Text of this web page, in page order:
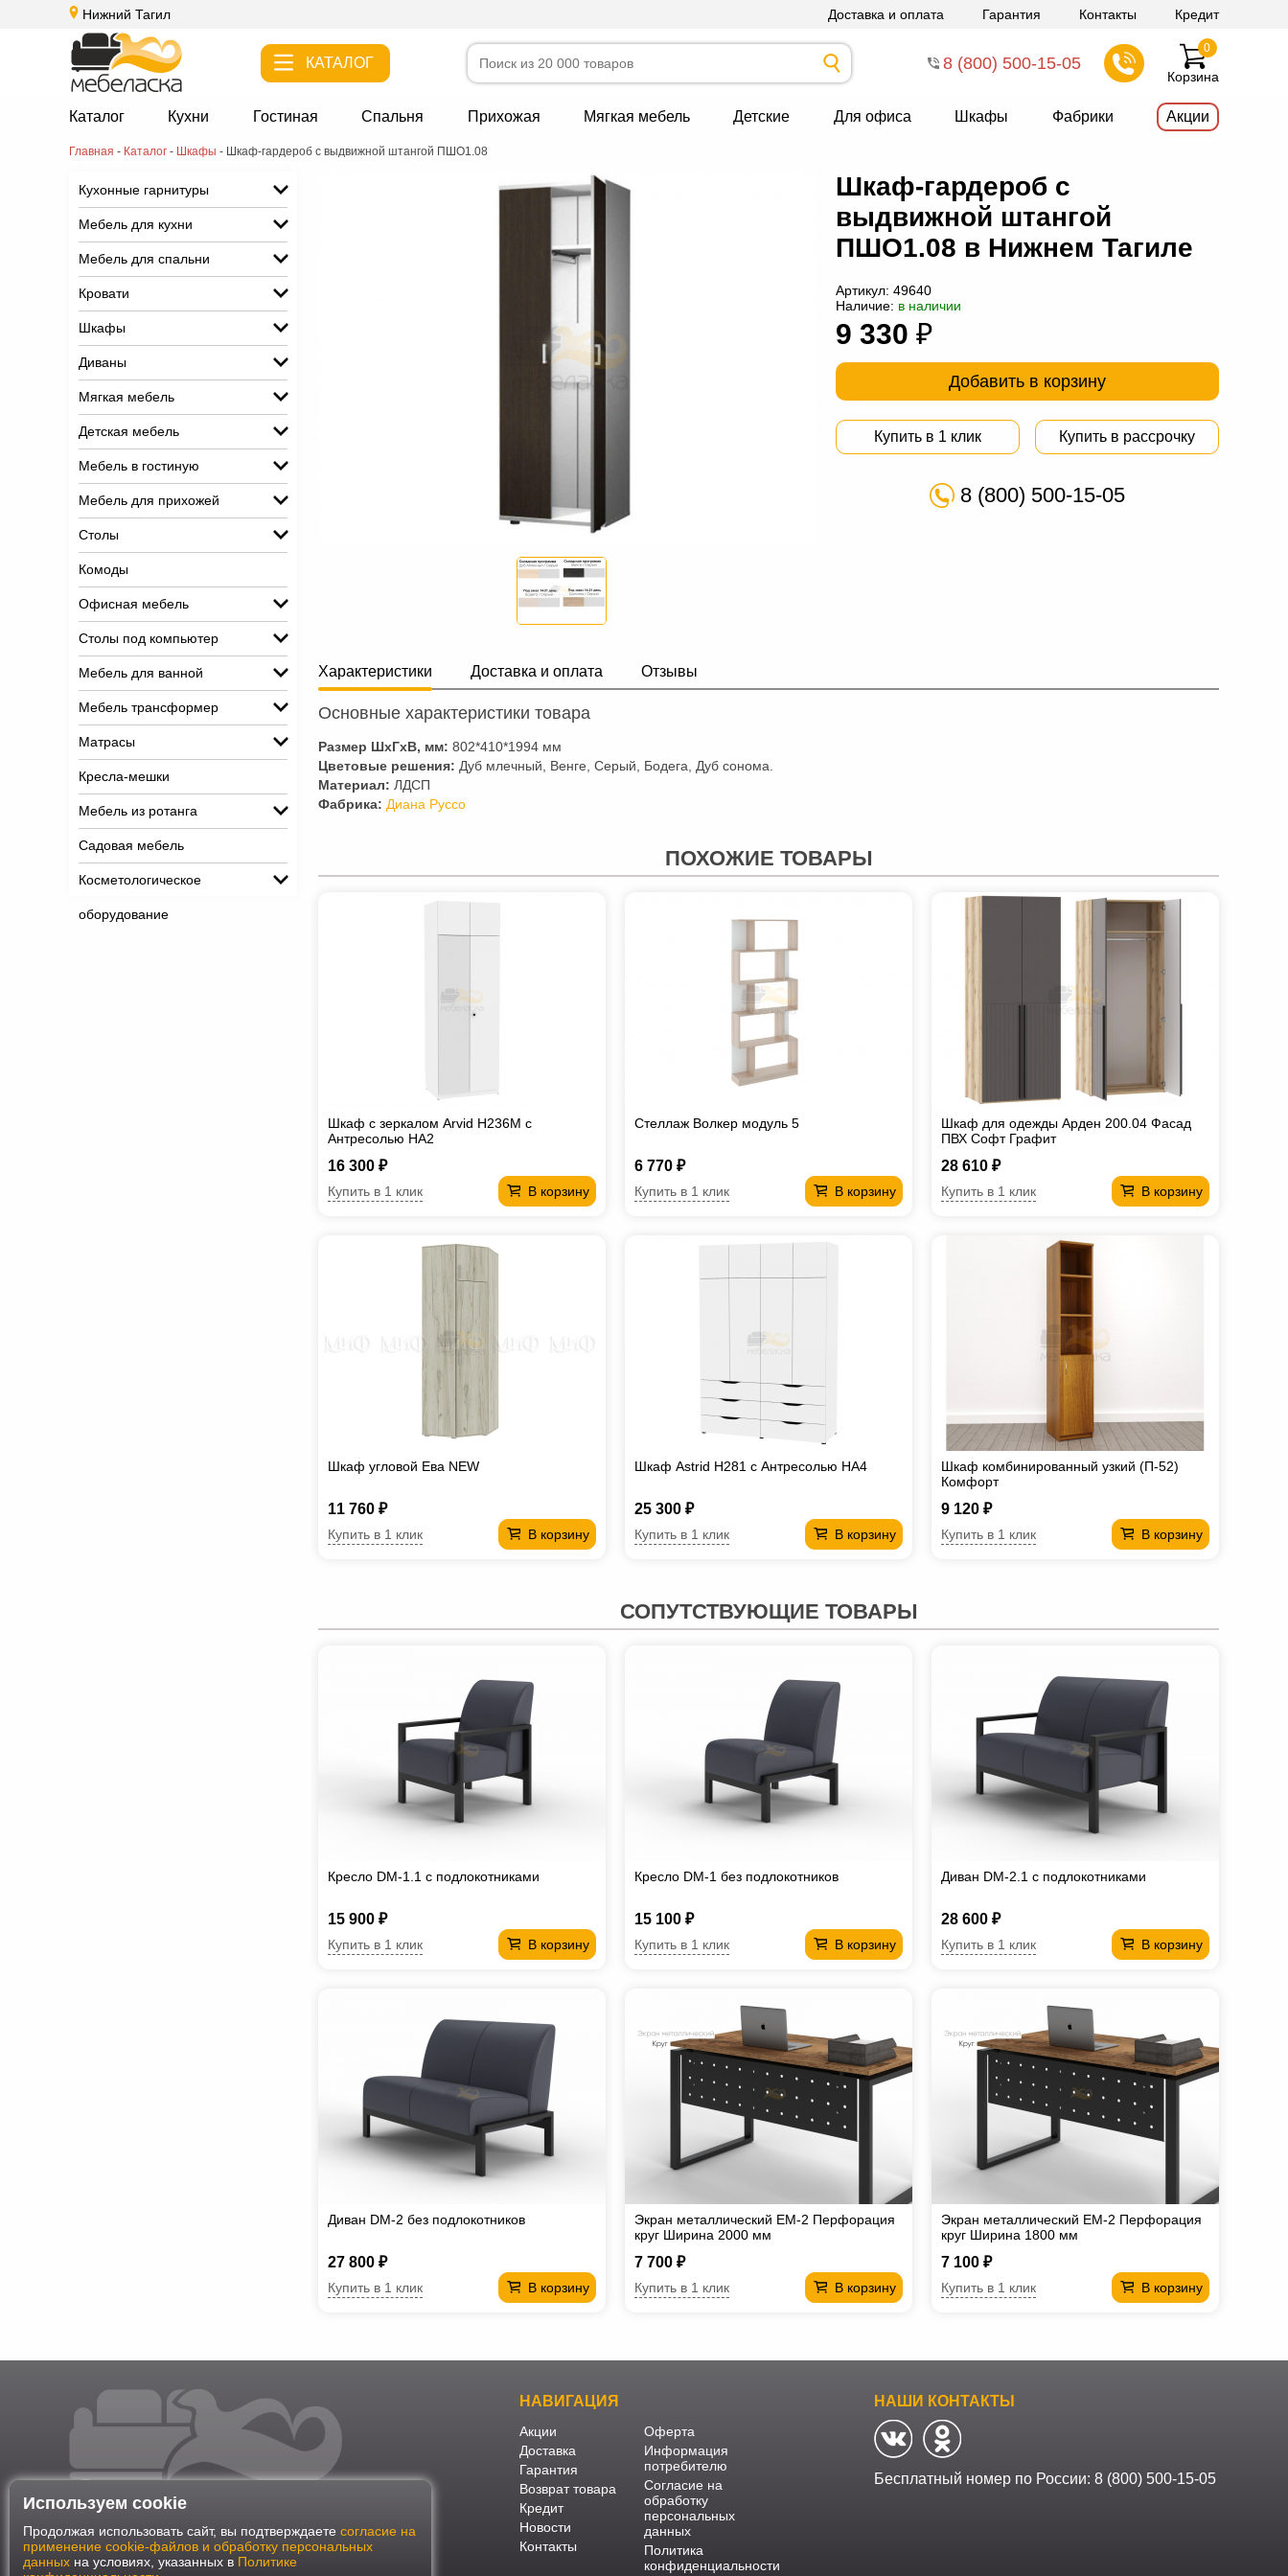
Нижний Тагил Доставка и оплата Гарантия Контакты Кредит
КАТАЛОГ 8 (800) 500-15-05
Корзина
0
Каталог Кухни Гостиная Спальня Прихожая Мягкая мебель Детские Для офиса Шкафы Фабрики Акции
Главная - Каталог - Шкафы - Шкаф-гардероб с выдвижной штангой ПШО1.08
Кухонные гарнитуры
Мебель для кухни
Мебель для спальни
Кровати
Шкафы
Диваны
Мягкая мебель
Детская мебель
Мебель в гостиную
Мебель для прихожей
Столы
Комоды
Офисная мебель
Столы под компьютер
Мебель для ванной
Мебель трансформер
Матрасы
Кресла-мешки
Мебель из ротанга
Садовая мебель
Косметологическое
оборудование
Шкаф-гардероб с
выдвижной штангой
ПШО1.08 в Нижнем Тагиле
Артикул: 49640
Наличие: в наличии
9 330 ₽
Добавить в корзину
Купить в 1 клик Купить в рассрочку
8 (800) 500-15-05
Характеристики Доставка и оплата Отзывы
Основные характеристики товара
Размер ШхГхВ, мм: 802*410*1994 мм
Цветовые решения: Дуб млечный, Венге, Серый, Бодега, Дуб сонома.
Материал: ЛДСП
Фабрика: Диана Руссо
ПОХОЖИЕ ТОВАРЫ
Шкаф с зеркалом Arvid H236М с
Антресолью HA2
16 300 ₽
В корзину
Купить в 1 клик
Стеллаж Волкер модуль 5
6 770 ₽
В корзину
Купить в 1 клик
Шкаф для одежды Арден 200.04 Фасад
ПВХ Софт Графит
28 610 ₽
В корзину
Купить в 1 клик
Шкаф угловой Ева NEW
11 760 ₽
В корзину
Купить в 1 клик
Шкаф Astrid H281 с Антресолью HA4
25 300 ₽
В корзину
Купить в 1 клик
Шкаф комбинированный узкий (П-52)
Комфорт
9 120 ₽
В корзину
Купить в 1 клик
СОПУТСТВУЮЩИЕ ТОВАРЫ
Кресло DM-1.1 с подлокотниками
15 900 ₽
В корзину
Купить в 1 клик
Кресло DM-1 без подлокотников
15 100 ₽
В корзину
Купить в 1 клик
Диван DM-2.1 с подлокотниками
28 600 ₽
В корзину
Купить в 1 клик
Диван DM-2 без подлокотников
27 800 ₽
В корзину
Купить в 1 клик
Экран металлический EM-2 Перфорация
круг Ширина 2000 мм
7 700 ₽
В корзину
Купить в 1 клик
Экран металлический EM-2 Перфорация
круг Ширина 1800 мм
7 100 ₽
В корзину
Купить в 1 клик
НАВИГАЦИЯ
Акции
Доставка
Гарантия
Возврат товара
Кредит
Новости
Контакты
Оферта
Информация
потребителю
Согласие на
обработку
персональных
данных
Политика
конфиденциальности
НАШИ КОНТАКТЫ
Бесплатный номер по России: 8 (800) 500-15-05
Используем cookie
Продолжая использовать сайт, вы подтверждаете согласие на
применение cookie-файлов и обработку персональных
данных на условиях, указанных в Политике